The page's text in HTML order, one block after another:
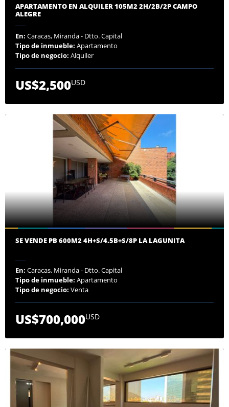
APARTAMENTO EN ALQUILER 105M2 2H/2B/2P CAMPO
ALEGRE
En: Caracas, Miranda - Dtto. Capital
Tipo de inmueble: Apartamento
Tipo de negocio: Alquiler
US$2,500USD
SE VENDE PB 600M2 4H+S/4.5B+S/8P LA LAGUNITA
En: Caracas, Miranda - Dtto. Capital
Tipo de inmueble: Apartamento
Tipo de negocio: Venta
US$700,000USD